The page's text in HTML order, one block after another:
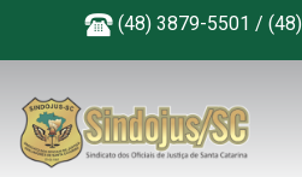
(48) 3879-5501 /